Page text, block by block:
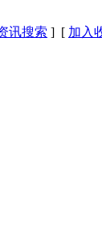
讯搜索 ] [ 加入